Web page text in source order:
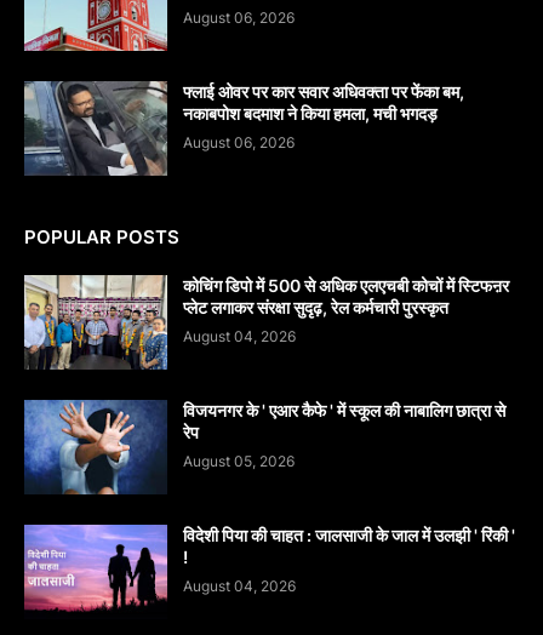
August 06, 2026
फ्लाई ओवर पर कार सवार अधिवक्ता पर फेंका बम,
नकाबपोश बदमाश ने किया हमला, मची भगदड़
August 06, 2026
POPULAR POSTS
कोचिंग डिपो में 500 से अधिक एलएचबी कोचों में स्टिफऩर
प्लेट लगाकर संरक्षा सुदृढ़, रेल कर्मचारी पुरस्कृत
August 04, 2026
विजयनगर के ' एआर कैफे ' में स्कूल की नाबालिग छात्रा से
रेप
August 05, 2026
विदेशी पिया की चाहत : जालसाजी के जाल में उलझी ' रिंकी '
!
August 04, 2026